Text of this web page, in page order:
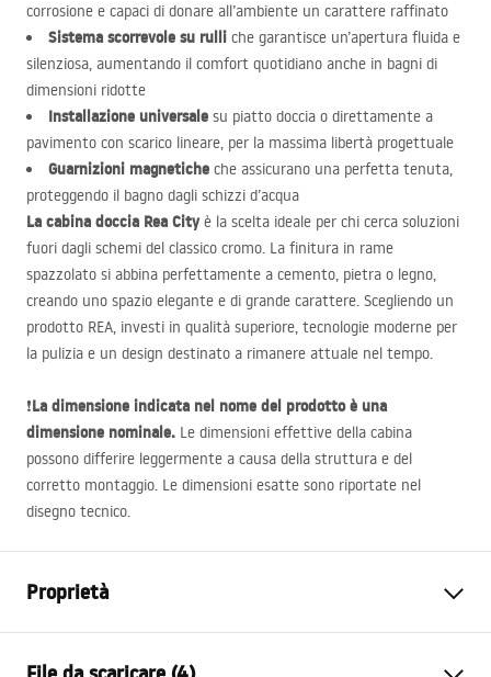
corrosione e capaci di donare all’ambiente un carattere raffinato
Sistema scorrevole su rulli che garantisce un’apertura fluida e
silenziosa, aumentando il comfort quotidiano anche in bagni di
dimensioni ridotte
Installazione universale su piatto doccia o direttamente a
pavimento con scarico lineare, per la massima libertà progettuale
Guarnizioni magnetiche che assicurano una perfetta tenuta,
proteggendo il bagno dagli schizzi d’acqua
La cabina doccia Rea Cityè la scelta ideale per chi cerca soluzioni
fuori dagli schemi del classico cromo. La finitura in rame
spazzolato si abbina perfettamente a cemento, pietra o legno,
creando uno spazio elegante e di grande carattere. Scegliendo un
prodotto REA, investi in qualità superiore, tecnologie moderne per
la pulizia e un design destinato a rimanere attuale nel tempo.
❗La dimensione indicata nel nome del prodotto è una
dimensione nominale. Le dimensioni effettive della cabina
possono differire leggermente a causa della struttura e del
corretto montaggio. Le dimensioni esatte sono riportate nel
disegno tecnico.
Proprietà